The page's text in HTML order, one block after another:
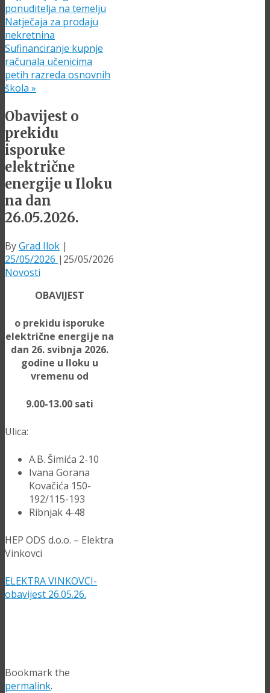
ponuditelja na temelju
Natječaja za prodaju
nekretnina
Sufinanciranje kupnje
računala učenicima
petih razreda osnovnih
škola »
Obavijest o
prekidu
isporuke
električne
energije u Iloku
na dan
26.05.2026.
ByGrad Ilok |
25/05/2026 | 25/05/2026
Novosti
OBAVIJEST
o prekidu isporuke
električne energije na
dan 26. svibnja 2026.
godine u Iloku u
vremenu od
9.00-13.00 sati
Ulica:
A.B. Šimića 2-10
Ivana Gorana
Kovačića 150-
192/115-193
Ribnjak 4-48
HEP ODS d.o.o. – Elektra
Vinkovci
ELEKTRA VINKOVCI-
obavijest 26.05.26.
Bookmark the
permalink.